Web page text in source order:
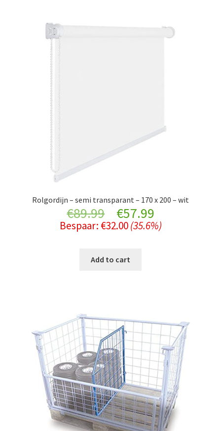
Rolgordijn – semi transparant – 170 x 200 – wit
€89.99
Original
price
was:
€57.99Current
price
Bespaar: €32.00 (35.6%)
Add to cart